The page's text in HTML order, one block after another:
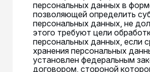
персональных данных в
позволяющей определить
персональных данных, не
этого требуют цели
персональных данных, если
хранения персональных
установлен федеральным
договором, стороной